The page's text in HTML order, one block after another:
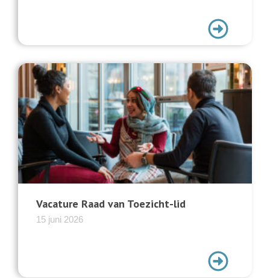
Vacature Raad van Toezicht-lid
15 juni 2026